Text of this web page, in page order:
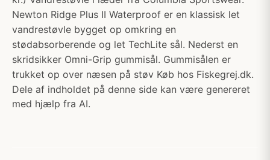
Newton Ridge Plus II Waterproof er en klassisk let
vandrestøvle bygget op omkring en
stødabsorberende og let TechLite sål. Nederst en
skridsikker Omni-Grip gummisål. Gummisålen er
trukket op over næsen på støv Køb hos Fiskegrej.dk.
Dele af indholdet på denne side kan være genereret
med hjælp fra AI.